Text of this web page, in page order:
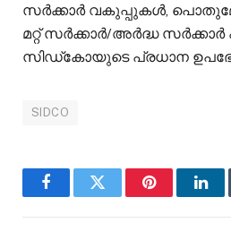
സര്‍ക്കാര്‍ വകുപ്പുകള്‍,
മറ്റ് സര്‍ക്കാര്‍/അര്‍ദ്ധ
സിഡ്കോയുടെ പ്രധാന
SIDCO
FacebookTwitter Pinterest